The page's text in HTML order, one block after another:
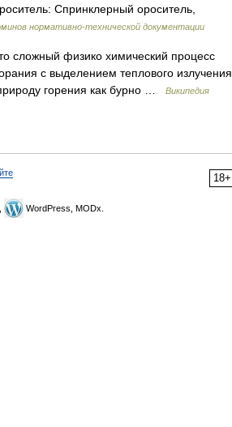
Спринклерный ороситель,
нормативно-технической документации
сложный физико химический процесс
с выделением теплового излучения,
горения как бурно …
Википедия
18+
WordPress, MODx.